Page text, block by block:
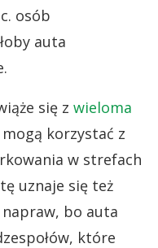
osób
auta
się z wieloma
mogą korzystać z
w strefach
uznaje się też
bo auta
które